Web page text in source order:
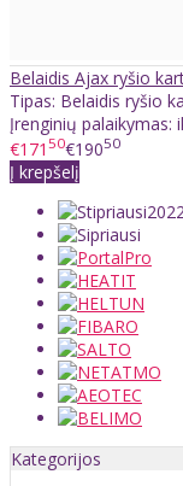
Belaidis Ajax ryšio
Tipas: Belaidis ryšio
Įrenginių palaikymas:
€171 50€19050
Į krepšelį
Kategorijos